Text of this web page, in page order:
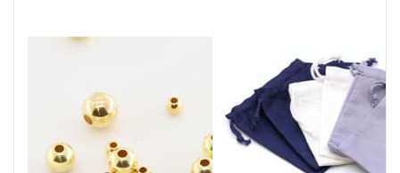
vergoldet
Schmucktäschli
"Cotton"